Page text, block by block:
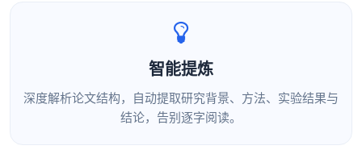
智能提炼
深度解析论文结构，自动提取研究背景、方法、实验结果与
结论，告别逐字阅读。